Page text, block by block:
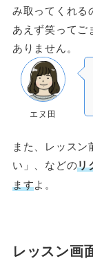
み取ってくれる
あえず笑って
ありません。
エヌ田
また、レッス
い」、などのリ
ますよ。
レッスン画